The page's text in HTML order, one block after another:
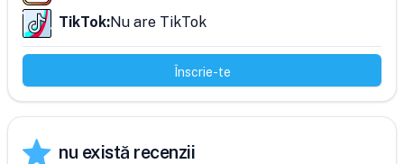
TikTok:Nu are TikTok
Înscrie-te
nu există recenzii